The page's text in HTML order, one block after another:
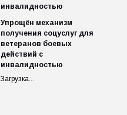
Упрощён механизм
получения соцуслуг для
ветеранов боевых
действий с
инвалидностью
Загрузка...